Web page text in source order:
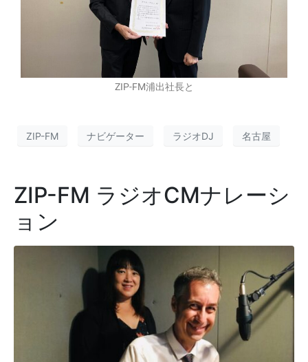
ZIP-FM浦出社長と
ZIP-FM ナビゲーター ラジオDJ 名古屋
ZIP-FM ラジオCMナレーシ
ョン